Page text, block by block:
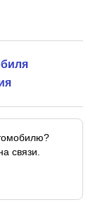
связи.